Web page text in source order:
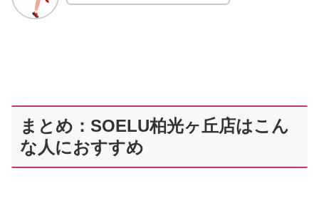
まとめ：SOELU柏光ヶ丘店はこん
な人におすすめ